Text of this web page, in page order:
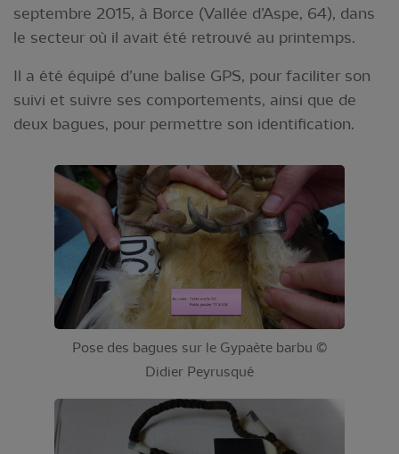
septembre 2015, à Borce (Vallée d’Aspe, 64), dans
le secteur où il avait été retrouvé au printemps.
Il a été équipé d’une balise GPS, pour faciliter son
suivi et suivre ses comportements, ainsi que de
deux bagues, pour permettre son identification.
Pose des bagues sur le Gypaète barbu ©
Didier Peyrusqué